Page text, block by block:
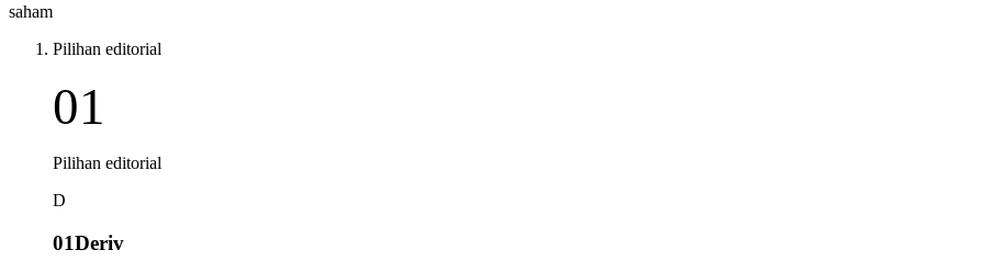
saham
Pilihan editorial
01
Pilihan editorial
D
01Deriv